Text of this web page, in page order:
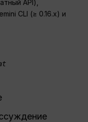
API),
CLI (≥ 0.16.x) и